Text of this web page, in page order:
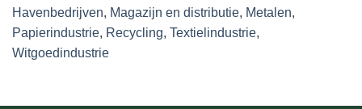
Havenbedrijven, Magazijn en distributie, Metalen,
Papierindustrie, Recycling, Textielindustrie,
Witgoedindustrie